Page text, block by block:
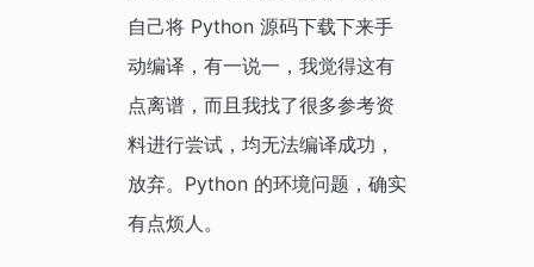
自己将 Python 源码下载下来手
动编译，有一说一，我觉得这有
点离谱，而且我找了很多参考资
料进行尝试，均无法编译成功，
放弃。Python 的环境问题，确实
有点烦人。